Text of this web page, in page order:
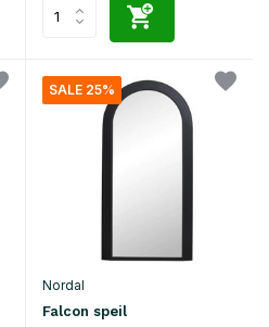
SALE 25%
Nordal
Falcon speil